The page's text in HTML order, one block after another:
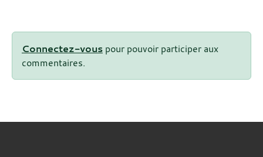
Connectez-vous pour pouvoir participer aux
commentaires.